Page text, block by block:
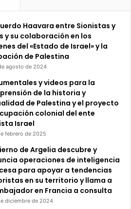
Haavara entre Sionistas y
y su colaboración en los
del «Estado de Israel» y la
de Palestina
agosto de 2024
y videos para la
de la historia y
de Palestina y el proyecto
colonial del ente
Israel
febrero de 2025
de Argelia descubre y
operaciones de inteligencia
para apoyar a tendencias
en su territorio y llama a
en Francia a consulta
diciembre de 2024